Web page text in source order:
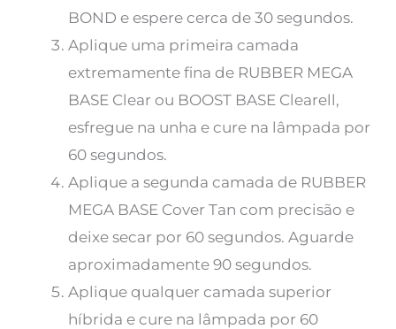
BOND e espere cerca de 30 segundos.
Aplique uma primeira camada
extremamente fina de RUBBER MEGA
BASE Clear ou BOOST BASE Clearell,
esfregue na unha e cure na lâmpada por
60 segundos.
Aplique a segunda camada de RUBBER
MEGA BASE Cover Tan com precisão e
deixe secar por 60 segundos. Aguarde
aproximadamente 90 segundos.
Aplique qualquer camada superior
híbrida e cure na lâmpada por 60